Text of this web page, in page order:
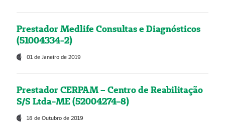
Prestador Medlife Consultas e Diagnósticos
(51004334-2)
01 de Janeiro de 2019
Prestador CERPAM – Centro de Reabilitação
S/S Ltda-ME (52004274-8)
18 de Outubro de 2019